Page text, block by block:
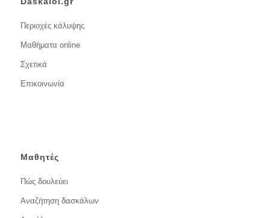
Περιοχές κάλυψης
Μαθήματα online
Σχετικά
Επικοινωνία
Μαθητές
Πώς δουλεύει
Αναζήτηση δασκάλων